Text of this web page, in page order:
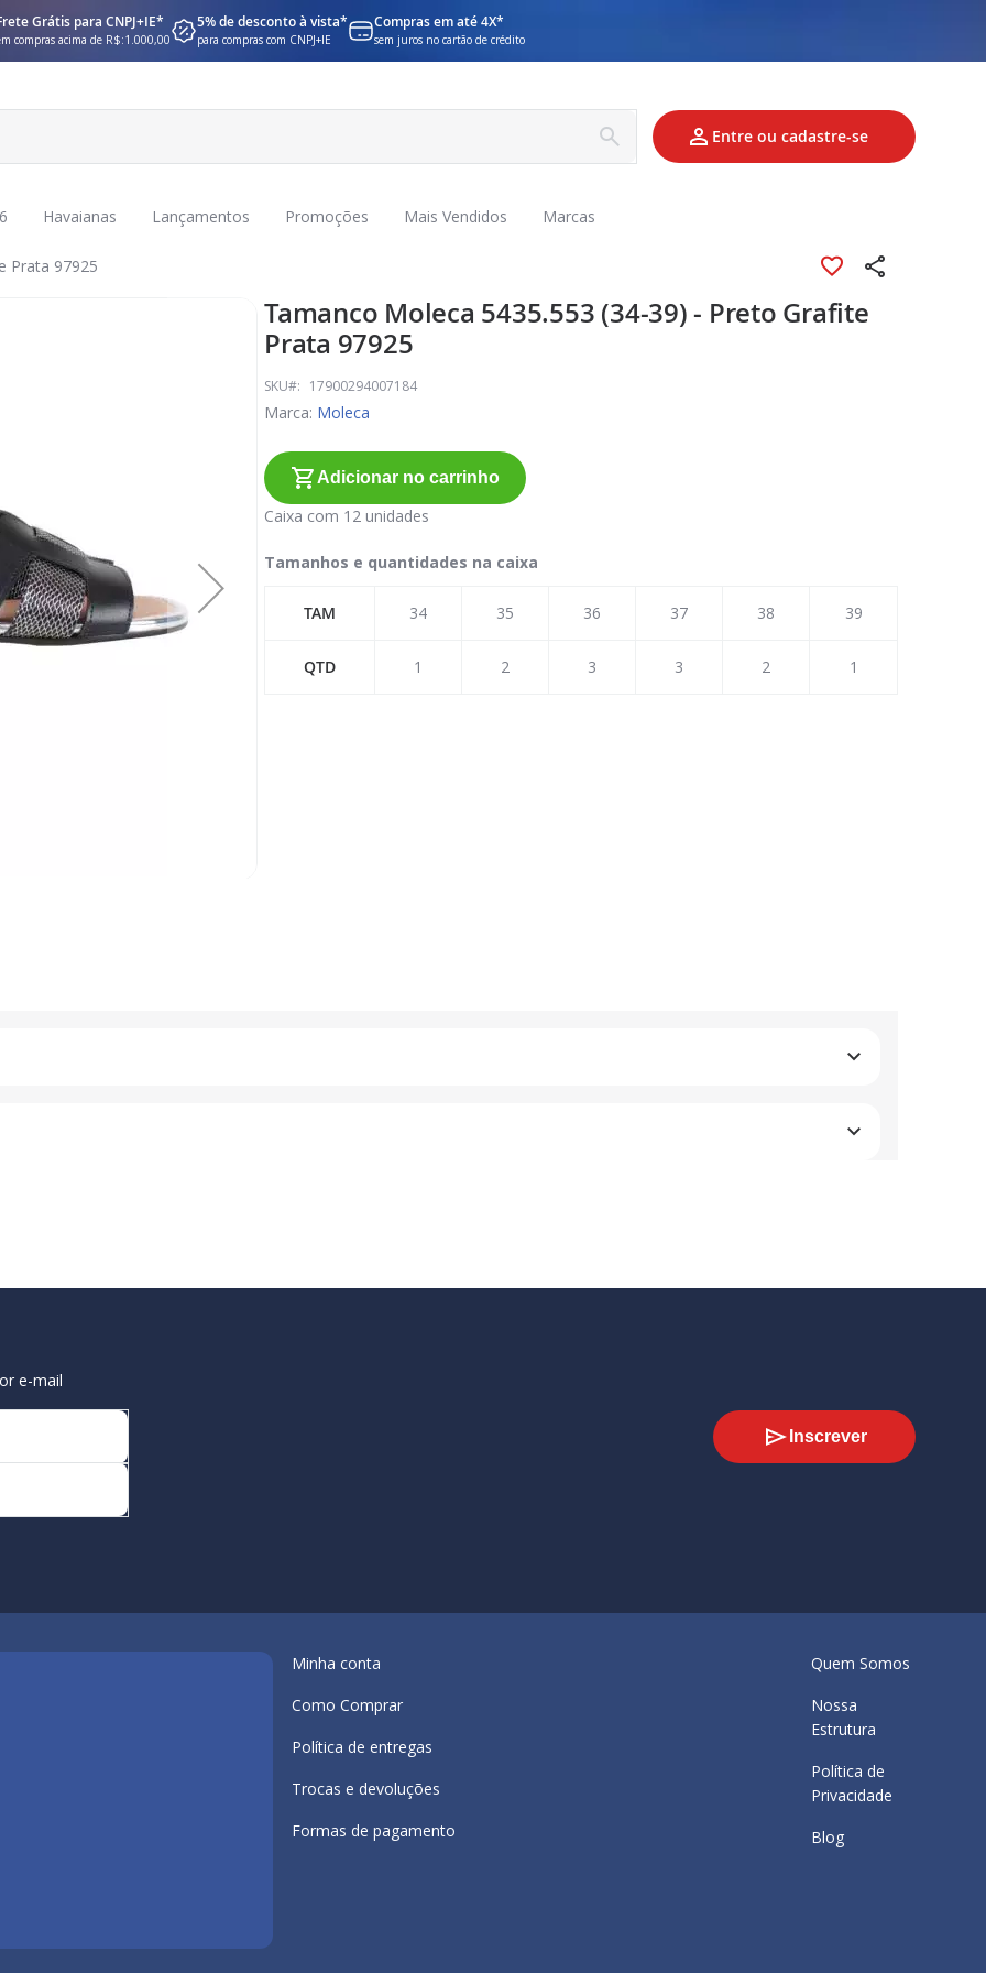
Grátis para CNPJ+IE*
compras acima de R$:1.000,00
5% de desconto à vista*
para compras com CNPJ+IE
Compras em até 4X*
sem juros no cartão de crédito
Entre ou cadastre-se
Havaianas Lançamentos Promoções Mais Vendidos Marcas
Prata 97925
Tamanco Moleca 5435.553 (34-39) - Preto Grafite
Prata 97925
SKU 17900294007184
Marca: Moleca
Adicionar no carrinho
Caixa com 12 unidades
Tamanhos e quantidades na caixa
TAM 34 35 36 37 38 39
QTD 1 2 3 3 2 1
e-mail
Inscrever
Minha conta
Como Comprar
Política de entregas
Trocas e devoluções
Formas de pagamento
Quem Somos
Nossa
Estrutura
Política de
Privacidade
Blog